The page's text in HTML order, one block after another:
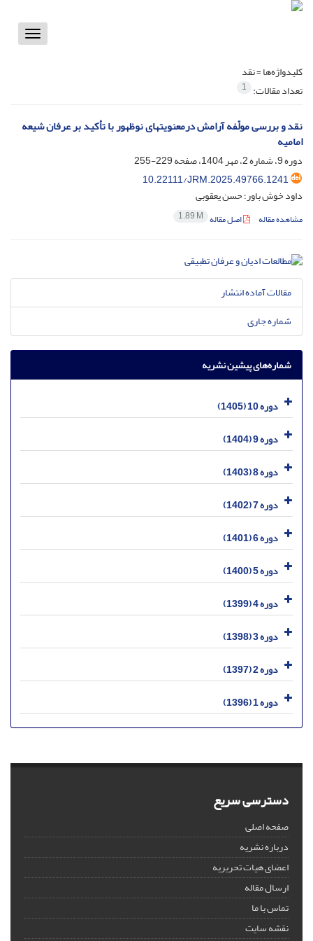
Toggle
کلیدواژه‌ها =نقد
تعداد مقالات: 1
نقد و بررسی مولّفه آرامش درمعنویتهای نوظهور با تأکید بر عرفان شیعه
امامیه
دوره 9، شماره 2، مهر 1404، صفحه
229-255
10.22111/JRM.2025.49766.1241
داود خوش باور؛ حسن یعقوبی
مشاهده مقاله اصل مقاله 1.89 M
مقالات آماده انتشار
شماره جاری
شماره‌های پیشین نشریه
دوره 10 (1405)
دوره 9 (1404)
دوره 8 (1403)
دوره 7 (1402)
دوره 6 (1401)
دوره 5 (1400)
دوره 4 (1399)
دوره 3 (1398)
دوره 2 (1397)
دوره 1 (1396)
دسترسی سریع
صفحه اصلی
درباره نشریه
اعضای هیات تحریریه
ارسال مقاله
تماس با ما
نقشه سایت